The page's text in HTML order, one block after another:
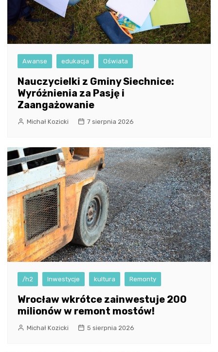
Awanse edukacja Oświata
Nauczycielki z Gminy Siechnice:
Wyróżnienia za Pasję i
Zaangażowanie
Michał Kozicki 7 sierpnia 2026
/h2 Inwestycje kultura Remonty
Wrocław wkrótce zainwestuje 200
milionów w remont mostów!
Michał Kozicki 5 sierpnia 2026